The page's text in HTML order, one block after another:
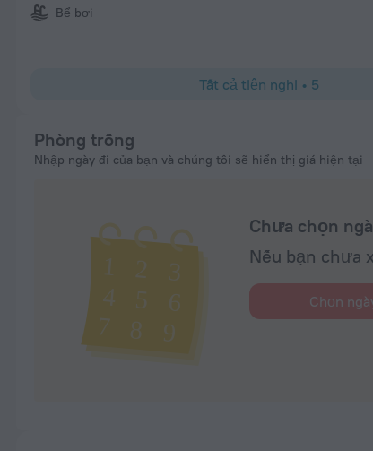
Bể bơi
Tất cả tiện nghi • 5
Phòng trống
Nhập ngày đi của bạn và chúng tôi sẽ hiển thị giá hiện tại
Chưa chọn
Nếu bạn chưa
Chọn